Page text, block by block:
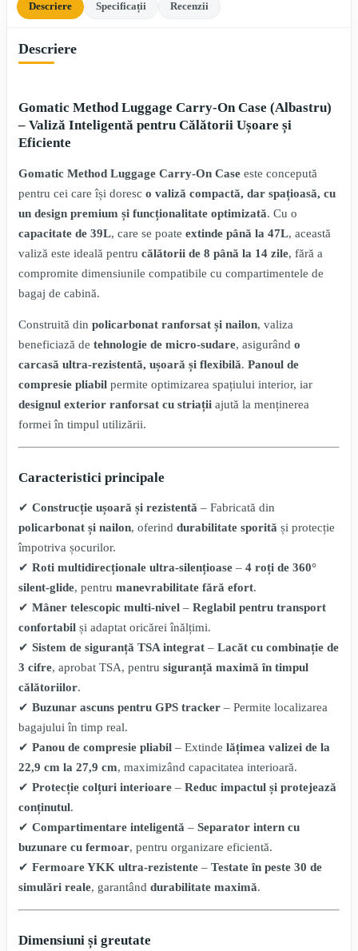
Descriere Specificații Recenzii
Descriere
Gomatic Method Luggage Carry-On Case (Albastru)
– Valiză Inteligentă pentru Călătorii Ușoare și
Eficiente
Gomatic Method Luggage Carry-On Case este concepută
pentru cei care își doresc o valiză compactă, dar spațioasă, cu
un design premium și funcționalitate optimizată. Cu o
capacitate de 39L, care se poate extinde până la 47L, această
valiză este ideală pentru călătorii de 8 până la 14 zile, fără a
compromite dimensiunile compatibile cu compartimentele de
bagaj de cabină.
Construită din policarbonat ranforsat și nailon, valiza
beneficiază de tehnologie de micro-sudare, asigurând o
carcasă ultra-rezistentă, ușoară și flexibilă. Panoul de
compresie pliabil permite optimizarea spațiului interior, iar
designul exterior ranforsat cu striații ajută la menținerea
formei în timpul utilizării.
Caracteristici principale
✔ Construcție ușoară și rezistentă – Fabricată din
policarbonat și nailon, oferind durabilitate sporită și protecție
împotriva șocurilor.
✔ Roti multidirecționale ultra-silențioase – 4 roți de 360°
silent-glide, pentru manevrabilitate fără efort.
✔ Mâner telescopic multi-nivel – Reglabil pentru transport
confortabil și adaptat oricărei înălțimi.
✔ Sistem de siguranță TSA integrat – Lacăt cu combinație de
3 cifre, aprobat TSA, pentru siguranță maximă în timpul
călătoriilor.
✔ Buzunar ascuns pentru GPS tracker – Permite localizarea
bagajului în timp real.
✔ Panou de compresie pliabil – Extinde lățimea valizei de la
22,9 cm la 27,9 cm, maximizând capacitatea interioară.
✔ Protecție colțuri interioare – Reduc impactul și protejează
conținutul.
✔ Compartimentare inteligentă – Separator intern cu
buzunare cu fermoar, pentru organizare eficientă.
✔ Fermoare YKK ultra-rezistente – Testate în peste 30 de
simulări reale, garantând durabilitate maximă.
Dimensiuni și greutate